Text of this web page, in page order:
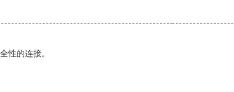
性的连接。